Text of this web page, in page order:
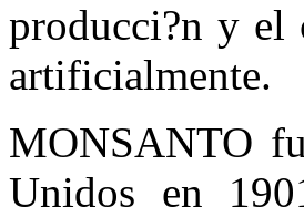
producci?n y el
artificialmente.
MONSANTO
Unidos en